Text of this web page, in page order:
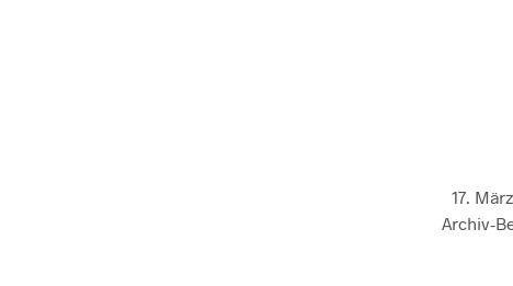
17.
Archiv-